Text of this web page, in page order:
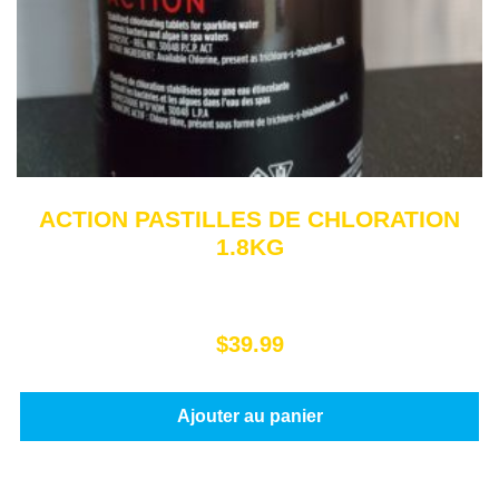
ACTION PASTILLES DE CHLORATION
1.8KG
$39.99
Ajouter au panier